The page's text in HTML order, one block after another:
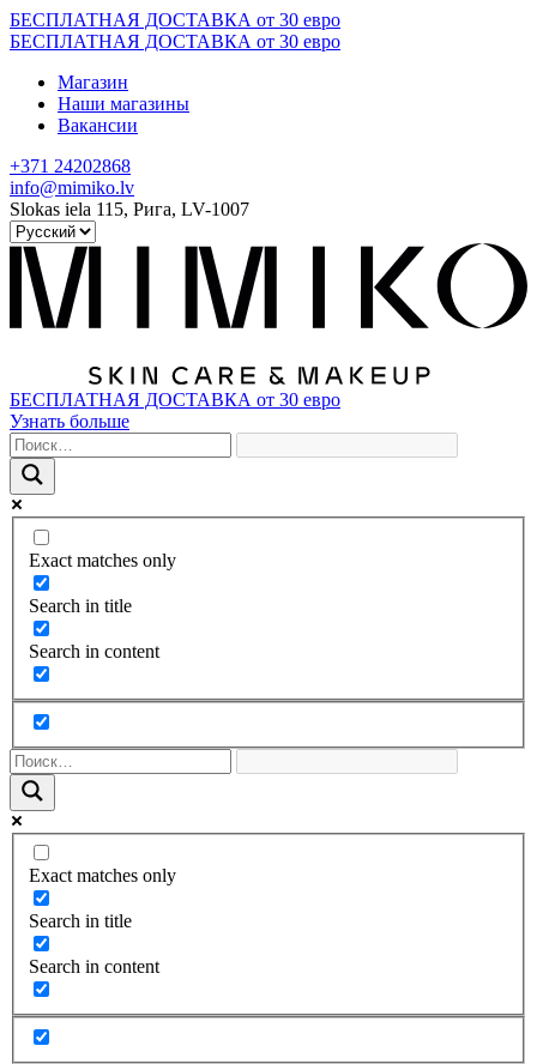
Skip
to
БЕСПЛАТНАЯ ДОСТАВКА от 30 евро
БЕСПЛАТНАЯ ДОСТАВКА от 30 евро
Магазин
Наши магазины
Вакансии
+371 24202868
info@mimiko.lv
Slokas iela 115, Рига, LV-1007
БЕСПЛАТНАЯ ДОСТАВКА от 30 евро
Узнать больше
Exact matches only
Search in title
Search in content
Exact matches only
Search in title
Search in content